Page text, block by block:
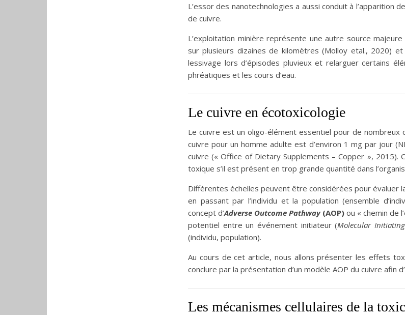
L’essor des nanotechnologies a aussi conduit à l’apparition
de cuivre.
L’exploitation minière représente une autre source
sur plusieurs dizaines de kilomètres (Molloy etal., 2020)
lessivage lors d’épisodes pluvieux et relarguer certains
phréatiques et les cours d’eau.
Le cuivre en écotoxicologie
Le cuivre est un oligo-élément essentiel pour de nombreux
cuivre pour un homme adulte est d’environ 1 mg par jour
cuivre (« Office of Dietary Supplements – Copper »,
toxique s’il est présent en trop grande quantité dans
Différentes échelles peuvent être considérées pour évaluer
en passant par l’individu et la population (ensemble
concept d’Adverse Outcome Pathway (AOP) ou « chemin de
potentiel entre un événement initiateur (Molecular
(individu, population).
Au cours de cet article, nous allons présenter les effets
conclure par la présentation d’un modèle AOP du cuivre afin
Les mécanismes cellulaires de la